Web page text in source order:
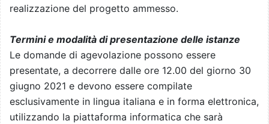
realizzazione del progetto ammesso.
Termini e modalità di presentazione delle istanze
Le domande di agevolazione possono essere
presentate, a decorrere dalle ore 12.00 del giorno 30
giugno 2021 e devono essere compilate
esclusivamente in lingua italiana e in forma elettronica,
utilizzando la piattaforma informatica che sarà